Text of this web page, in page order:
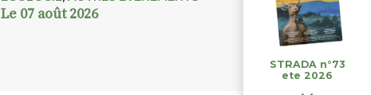
Le 07 août 2026
STRADA n°73
ete 2026